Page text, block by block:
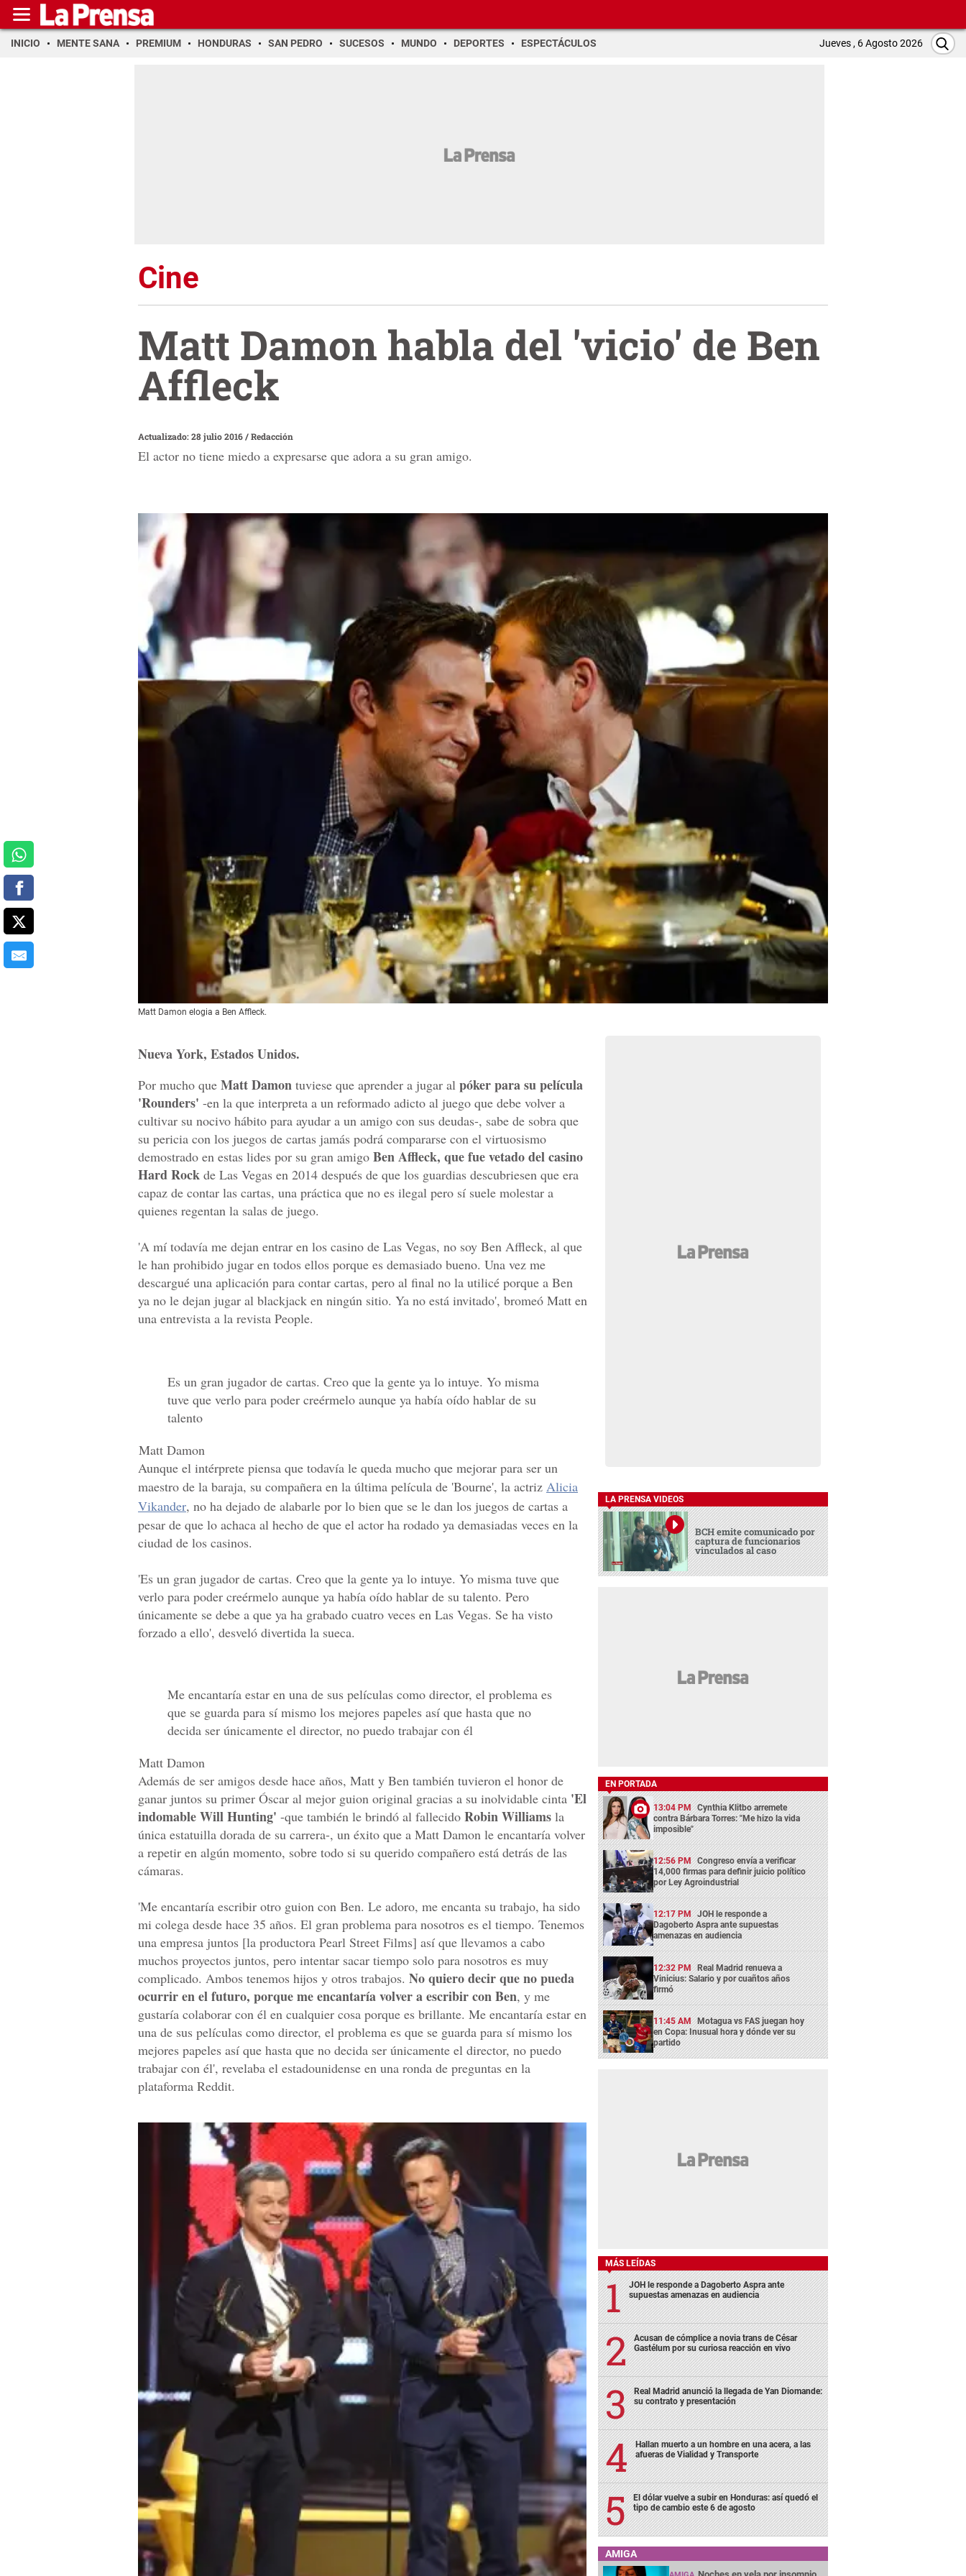
INICIO MENTE SANA PREMIUM HONDURAS SAN PEDRO SUCESOS MUNDO DEPORTES ESPECTÁCULOS Jueves , 6 Agosto 2026
Cine
Matt Damon habla del 'vicio' de Ben
Affleck
Actualizado: 28 julio 2016/Redacción
El actor no tiene miedo a expresarse que adora a su gran amigo.
Matt Damon elogia a Ben Affleck.
Nueva York, Estados Unidos.
Por mucho que Matt Damon tuviese que aprender a jugar al póker para su película
'Rounders' -en la que interpreta a un reformado adicto al juego que debe volver a
cultivar su nocivo hábito para ayudar a un amigo con sus deudas-, sabe de sobra que
su pericia con los juegos de cartas jamás podrá compararse con el virtuosismo
demostrado en estas lides por su gran amigo Ben Affleck, que fue vetado del casino
Hard Rock de Las Vegas en 2014 después de que los guardias descubriesen que era
capaz de contar las cartas, una práctica que no es ilegal pero sí suele molestar a
quienes regentan la salas de juego.
'A mí todavía me dejan entrar en los casino de Las Vegas, no soy Ben Affleck, al que
le han prohibido jugar en todos ellos porque es demasiado bueno. Una vez me
descargué una aplicación para contar cartas, pero al final no la utilicé porque a Ben
ya no le dejan jugar al blackjack en ningún sitio. Ya no está invitado', bromeó Matt en
una entrevista a la revista People.
Es un gran jugador de cartas. Creo que la gente ya lo intuye. Yo misma
tuve que verlo para poder creérmelo aunque ya había oído hablar de su
talento
Matt Damon
Aunque el intérprete piensa que todavía le queda mucho que mejorar para ser un
maestro de la baraja, su compañera en la última película de 'Bourne', la actriz Alicia
Vikander, no ha dejado de alabarle por lo bien que se le dan los juegos de cartas a
pesar de que lo achaca al hecho de que el actor ha rodado ya demasiadas veces en la
ciudad de los casinos.
'Es un gran jugador de cartas. Creo que la gente ya lo intuye. Yo misma tuve que
verlo para poder creérmelo aunque ya había oído hablar de su talento. Pero
únicamente se debe a que ya ha grabado cuatro veces en Las Vegas. Se ha visto
forzado a ello', desveló divertida la sueca.
Me encantaría estar en una de sus películas como director, el problema es
que se guarda para sí mismo los mejores papeles así que hasta que no
decida ser únicamente el director, no puedo trabajar con él
Matt Damon
Además de ser amigos desde hace años, Matt y Ben también tuvieron el honor de
ganar juntos su primer Óscar al mejor guion original gracias a su inolvidable cinta 'El
indomable Will Hunting' -que también le brindó al fallecido Robin Williams la
única estatuilla dorada de su carrera-, un éxito que a Matt Damon le encantaría volver
a repetir en algún momento, sobre todo si su querido compañero está detrás de las
cámaras.
'Me encantaría escribir otro guion con Ben. Le adoro, me encanta su trabajo, ha sido
mi colega desde hace 35 años. El gran problema para nosotros es el tiempo. Tenemos
una empresa juntos [la productora Pearl Street Films] así que llevamos a cabo
muchos proyectos juntos, pero intentar sacar tiempo solo para nosotros es muy
complicado. Ambos tenemos hijos y otros trabajos. No quiero decir que no pueda
ocurrir en el futuro, porque me encantaría volver a escribir con Ben, y me
gustaría colaborar con él en cualquier cosa porque es brillante. Me encantaría estar en
una de sus películas como director, el problema es que se guarda para sí mismo los
mejores papeles así que hasta que no decida ser únicamente el director, no puedo
trabajar con él', revelaba el estadounidense en una ronda de preguntas en la
plataforma Reddit.
LA PRENSA VIDEOS
BCH emite comunicado por
captura de funcionarios
vinculados al caso
EN PORTADA
13:04 PM Cynthia Klitbo arremete
contra Bárbara Torres: "Me hizo la vida
imposible"
12:56 PM Congreso envía a verificar
14,000 firmas para definir juicio político
por Ley Agroindustrial
12:17 PM JOH le responde a
Dagoberto Aspra ante supuestas
amenazas en audiencia
12:32 PM Real Madrid renueva a
Vinicius: Salario y por cuañtos años
firmó
11:45 AM Motagua vs FAS juegan hoy
en Copa: Inusual hora y dónde ver su
partido
MÁS LEÍDAS
JOH le responde a Dagoberto Aspra ante
supuestas amenazas en audiencia
Acusan de cómplice a novia trans de César
Gastélum por su curiosa reacción en vivo
Real Madrid anunció la llegada de Yan Diomande:
su contrato y presentación
Hallan muerto a un hombre en una acera, a las
afueras de Vialidad y Transporte
El dólar vuelve a subir en Honduras: así quedó el
tipo de cambio este 6 de agosto
AMIGA